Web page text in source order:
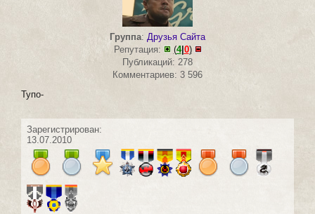
Группа: Друзья Сайта
Репутация:
(4| 0)
Публикаций: 278
Комментариев: 3 596
Тупо-
Зарегистрирован:
13.07.2010